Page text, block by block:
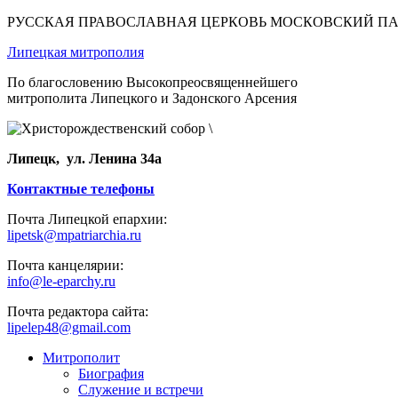
РУССКАЯ ПРАВОСЛАВНАЯ ЦЕРКОВЬ МОСКОВСКИЙ
Липецкая митрополия
По благословению Высокопреосвященнейшего
митрополита Липецкого и Задонского Арсения
Липецк, ул. Ленина 34а
Контактные телефоны
Почта Липецкой епархии:
lipetsk@mpatriarchia.ru
Почта канцелярии:
info@le-eparchy.ru
Почта редактора сайта:
lipelep48@gmail.com
Митрополит
Биография
Служение и встречи